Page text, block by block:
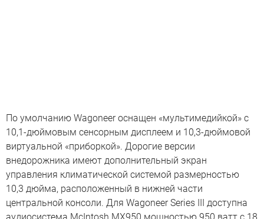
По умолчанию Wagoneer оснащен «мультимедийкой» с
10,1-дюймовым сенсорным дисплеем и 10,3-дюймовой
виртуальной «приборкой». Дорогие версии
внедорожника имеют дополнительный экран
управления климатической системой размерностью
10,3 дюйма, расположенный в нижней части
центральной консоли. Для Wagoneer Series III доступна